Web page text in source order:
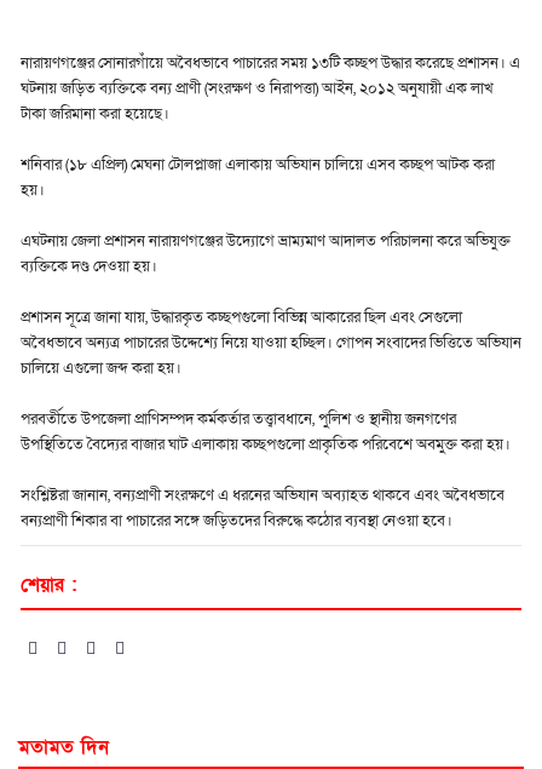
নারায়ণগঞ্জের সোনারগাঁয়ে অবৈধভাবে পাচারের সময় ১৩টি কচ্ছপ উদ্ধার করেছে প্রশাসন। এ
ঘটনায় জড়িত ব্যক্তিকে বন্য প্রাণী (সংরক্ষণ ও নিরাপত্তা) আইন, ২০১২ অনুযায়ী এক লাখ
টাকা জরিমানা করা হয়েছে।
শনিবার (১৮ এপ্রিল) মেঘনা টোলপ্লাজা এলাকায় অভিযান চালিয়ে এসব কচ্ছপ আটক করা
হয়।
এঘটনায় জেলা প্রশাসন নারায়ণগঞ্জের উদ্যোগে ভ্রাম্যমাণ আদালত পরিচালনা করে অভিযুক্ত
ব্যক্তিকে দণ্ড দেওয়া হয়।
প্রশাসন সূত্রে জানা যায়, উদ্ধারকৃত কচ্ছপগুলো বিভিন্ন আকারের ছিল এবং সেগুলো
অবৈধভাবে অন্যত্র পাচারের উদ্দেশ্যে নিয়ে যাওয়া হচ্ছিল। গোপন সংবাদের ভিত্তিতে অভিযান
চালিয়ে এগুলো জব্দ করা হয়।
পরবর্তীতে উপজেলা প্রাণিসম্পদ কর্মকর্তার তত্ত্বাবধানে, পুলিশ ও স্থানীয় জনগণের
উপস্থিতিতে বৈদ্যের বাজার ঘাট এলাকায় কচ্ছপগুলো প্রাকৃতিক পরিবেশে অবমুক্ত করা হয়।
সংশ্লিষ্টরা জানান, বন্যপ্রাণী সংরক্ষণে এ ধরনের অভিযান অব্যাহত থাকবে এবং অবৈধভাবে
বন্যপ্রাণী শিকার বা পাচারের সঙ্গে জড়িতদের বিরুদ্ধে কঠোর ব্যবস্থা নেওয়া হবে।
শেয়ার :
মতামত দিন